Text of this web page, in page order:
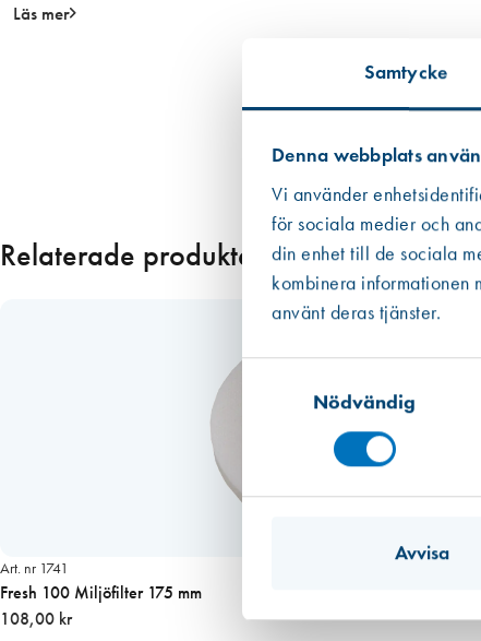
Samtycke
Denna webbplats
Vi använder
för sociala medier och
din enhet till de sociala
kombinera informationen
använt deras tjänster.
Nödvändig
Avvisa
n
Läs mer
Relaterade produkter
Art. nr 1741
Fresh 100 Miljöfilter 175 mm
108,00 kr